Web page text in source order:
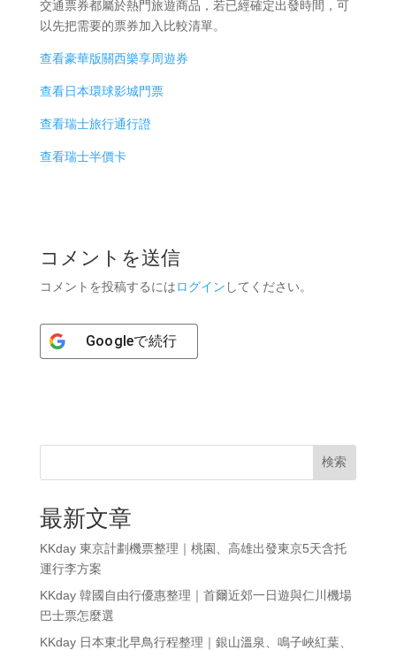
交通票券都屬於熱門旅遊商品，若已經確定出發時間，可
以先把需要的票券加入比較清單。
查看豪華版關西樂享周遊券
查看日本環球影城門票
查看瑞士旅行通行證
查看瑞士半價卡
コメントを送信
コメントを投稿するにはログイン してください。
Googleで続行
検索
最新文章
KKday 東京計劃機票整理｜桃園、高雄出發東京5天含托
運行李方案
KKday 韓國自由行優惠整理｜首爾近郊一日遊與仁川機場
巴士票怎麼選
KKday 日本東北早鳥行程整理｜銀山溫泉、鳴子峽紅葉、